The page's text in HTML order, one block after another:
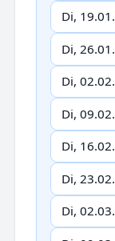
Di, 19.01.
Di, 26.01.
Di, 02.02.
Di, 09.02.
Di, 16.02.
Di, 23.02.
Di, 02.03.